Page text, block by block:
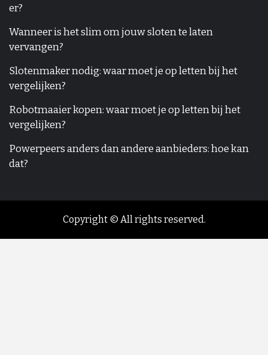
er?
Wanneer is het slim om jouw sloten te laten
vervangen?
Slotenmaker nodig: waar moet je op letten bij het
vergelijken?
Robotmaaier kopen: waar moet je op letten bij het
vergelijken?
Powerpeers anders dan andere aanbieders: hoe kan
dat?
Copyright © All rights reserved.